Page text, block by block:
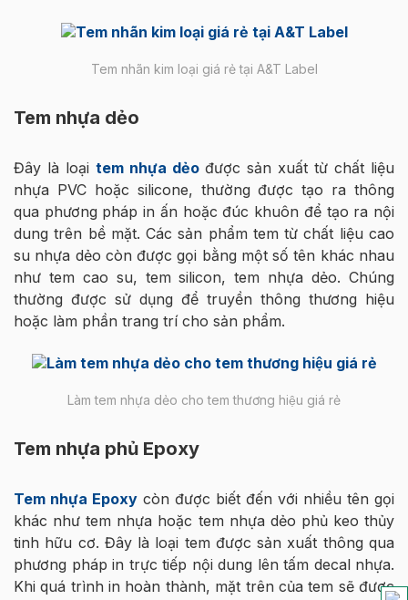
Tem nhãn kim loại giá rẻ tại A&T Label
Tem nhựa dẻo
Đây là loại tem nhựa dẻođược sản xuất từ chất liệu
nhựa PVC hoặc silicone, thường được tạo ra thông
qua phương pháp in ấn hoặc đúc khuôn để tạo ra nội
dung trên bề mặt. Các sản phẩm tem từ chất liệu cao
su nhựa dẻo còn được gọi bằng một số tên khác nhau
như tem cao su, tem silicon, tem nhựa dẻo. Chúng
thường được sử dụng để truyền thông thương hiệu
hoặc làm phần trang trí cho sản phẩm.
Làm tem nhựa dẻo cho tem thương hiệu giá rẻ
Tem nhựa phủ Epoxy
Tem nhựa Epoxy còn được biết đến với nhiều tên gọi
khác như tem nhựa hoặc tem nhựa dẻo phủ keo thủy
tinh hữu cơ. Đây là loại tem được sản xuất thông qua
phương pháp in trực tiếp nội dung lên tấm decal nhựa.
Khi quá trình in hoàn thành, mặt trên của tem sẽ được